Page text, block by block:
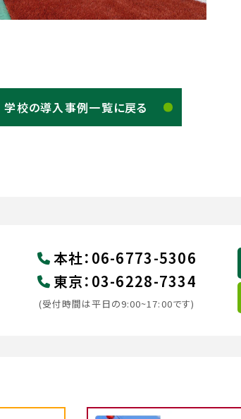
学校の導入事例一覧に戻る
本社： 06-6773-5306
東京： 03-6228-7334
(受付時間は平日の9:00~17:00です)